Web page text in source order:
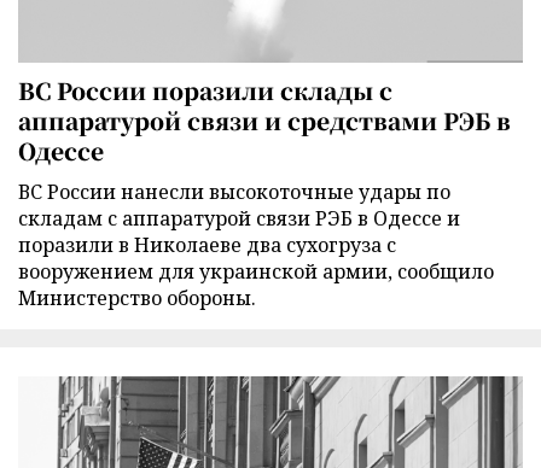
ВС России поразили склады с
аппаратурой связи и средствами РЭБ в
Одессе
ВС России нанесли высокоточные удары по
складам с аппаратурой связи РЭБ в Одессе и
поразили в Николаеве два сухогруза с
вооружением для украинской армии, сообщило
Министерство обороны.